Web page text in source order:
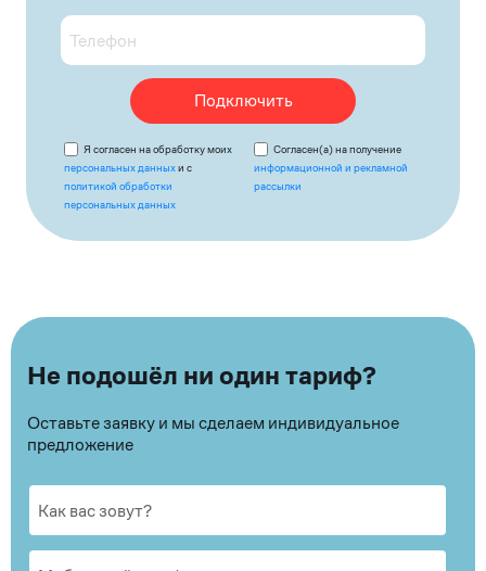
Подключить
Я согласен на обработку моих
персональных данныхи с
политикой обработки
персональных данных
Согласен(а) на получение
информационной и рекламной
рассылки
Не подошёл ни один тариф?
Оставьте заявку и мы сделаем индивидуальное
предложение